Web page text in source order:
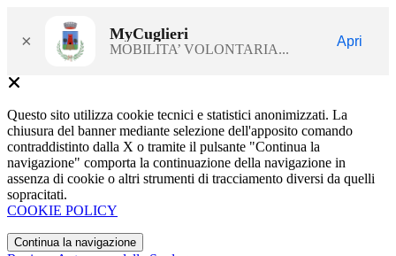
× MyCuglieri
MOBILITA’ VOLONTARIA...
Apri
Questo sito utilizza cookie tecnici e statistici anonimizzati. La
chiusura del banner mediante selezione dell'apposito comando
contraddistinto dalla X o tramite il pulsante "Continua la
navigazione" comporta la continuazione della navigazione in
assenza di cookie o altri strumenti di tracciamento diversi da quelli
sopracitati.
COOKIE POLICY
Continua la navigazione